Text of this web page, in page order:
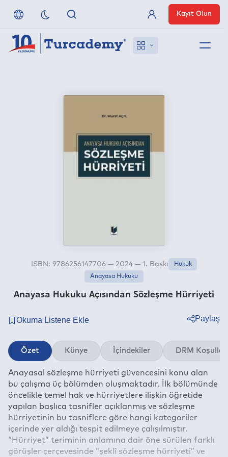
Referanslarımız
Üye Girişi
Kayıt Olun
Anayasa Hukuku Açısından Sözleşme Hürriyeti
ISBN: 9786256147706 — 2024 — 1. Baskı
Hukuk
Anayasa Hukuku
Paylaş
Twitter
Linkedin
Whatsapp
Telegram
E-mail
Özet Künye İçindekiler DRM Koşulları
Anayasal sözleşme hürriyeti güvencesini konu alan
bu çalışma üç bölümden oluşmaktadır. İlk bölümünde
öncelikle temel hak ve hürriyetlere ilişkin öğretide
yapılan başlıca tasnifler açıklanmış ve sözleşme
hürriyetinin bu tasniflere göre hangi kategoriler
içerinde yer aldığı tespit edilmeye çalışılmıştır.
“Hürriyet” teriminin anlamına dair öne sürülen farklı
görüşler çerçevesinde “şeklî sözleşme hürriyeti” ve